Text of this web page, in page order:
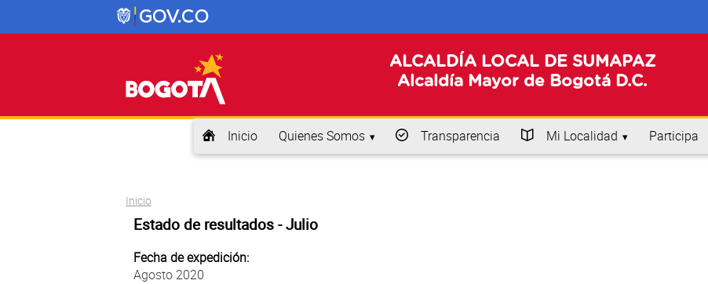
ALCALDÍA LOCAL DE SUMAPAZ
Alcaldía Mayor de Bogotá D.C.
Inicio Quienes Somos Transparencia Mi Localidad Participa
Usted está aquí
Inicio
Estado de resultados - Julio
Fecha de expedición:
Agosto 2020